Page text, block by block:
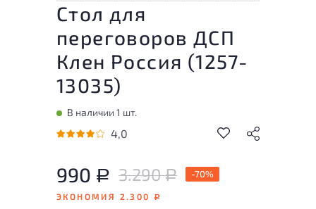
Стол для
переговоров ДСП
Клен Россия (1257-
13035)
В наличии 1 шт.
4,0
990 Р 3.290Р -70%
ЭКОНОМИЯ 2.300 Р